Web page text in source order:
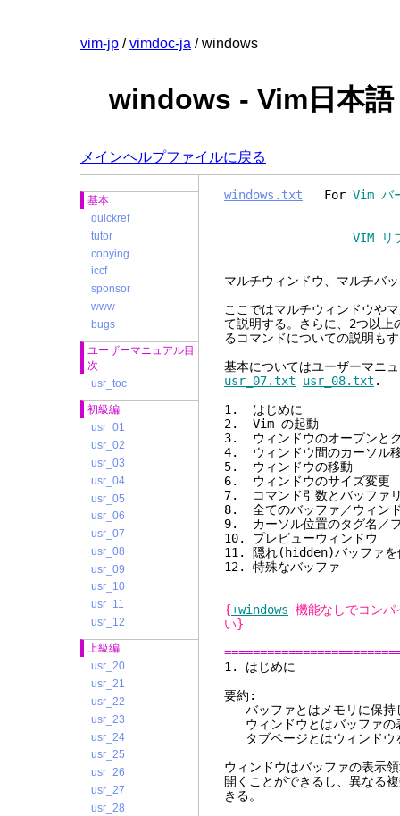
vim-jp /vimdoc-ja / windows
windows - Vim日本
メインヘルプファイルに戻る
基本
quickref
tutor
copying
iccf
sponsor
www
bugs
ユーザーマニュアル目
次
usr_toc
初級編
usr_01
usr_02
usr_03
usr_04
usr_05
usr_06
usr_07
usr_08
usr_09
usr_10
usr_11
usr_12
上級編
usr_20
usr_21
usr_22
usr_23
usr_24
usr_25
usr_26
usr_27
usr_28
windows.txt For Vim バ
VIM リファレンス
マルチウィンドウ、マ
ここではマルチウィンドウや
て説明する。さらに、2つ以上
るコマンドについての説明も
基本についてはユーザーマニ
usr_07.txt
usr_08.txt .
1. は
2.
3. ウィンドウの
4. ウィンドウ
5. ウィ
6. ウィンド
7. コマンド引
8. 全てのバッファ／ウィ
9. カーソル位置
10. プレビ
11. 隠れ
12. 特殊
{+windows 機能なしでコンパ
い}
1. は
要約:
バッファとはメモリに保持
ウィンドウとはバッファの
タブページとはウィンドウ
ウィンドウはバッファの表示
開くことができるし、異なる
きる。